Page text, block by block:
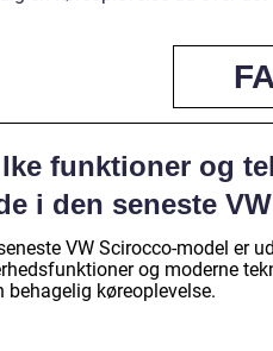
funktioner og
i den seneste
VW Scirocco-model er
og moderne
behagelig køreoplevelse.